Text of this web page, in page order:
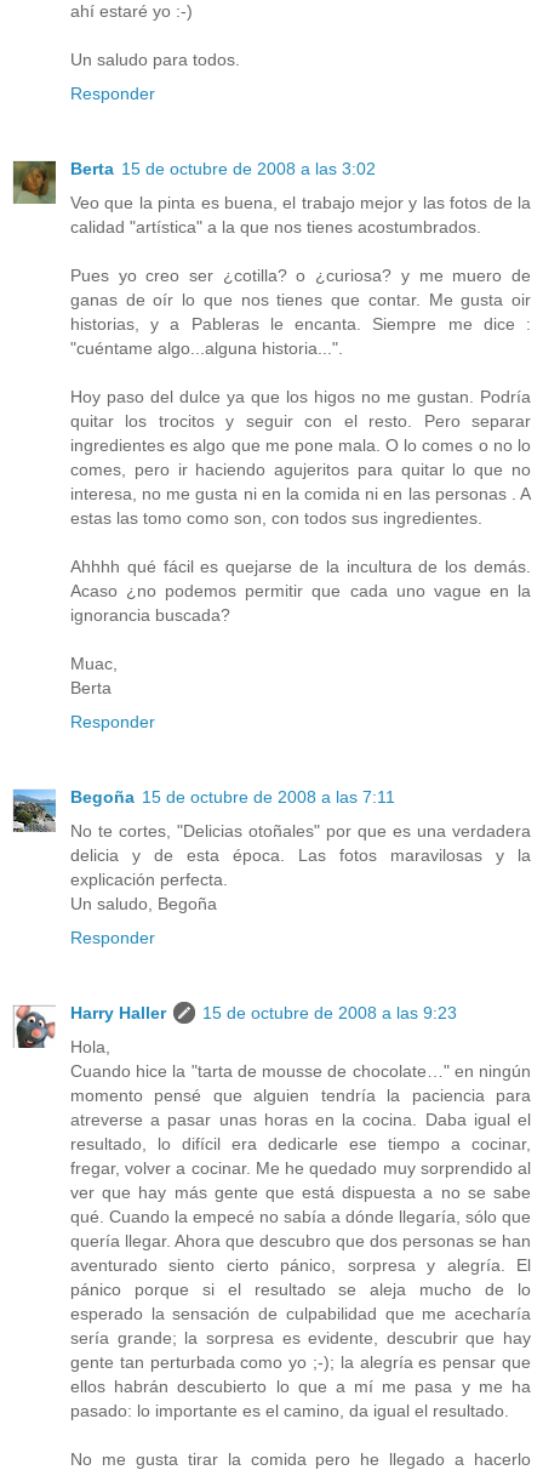
ahí estaré yo :-)
Un saludo para todos.
Responder
Berta 15 de octubre de 2008 a las 3:02
Veo que la pinta es buena, el trabajo mejor y las fotos de la
calidad "artística" a la que nos tienes acostumbrados.
Pues yo creo ser ¿cotilla? o ¿curiosa? y me muero de
ganas de oír lo que nos tienes que contar. Me gusta oir
historias, y a Pableras le encanta. Siempre me dice :
"cuéntame algo...alguna historia...".
Hoy paso del dulce ya que los higos no me gustan. Podría
quitar los trocitos y seguir con el resto. Pero separar
ingredientes es algo que me pone mala. O lo comes o no lo
comes, pero ir haciendo agujeritos para quitar lo que no
interesa, no me gusta ni en la comida ni en las personas . A
estas las tomo como son, con todos sus ingredientes.
Ahhhh qué fácil es quejarse de la incultura de los demás.
Acaso ¿no podemos permitir que cada uno vague en la
ignorancia buscada?
Muac,
Berta
Responder
Begoña 15 de octubre de 2008 a las 7:11
No te cortes, "Delicias otoñales" por que es una verdadera
delicia y de esta época. Las fotos maravilosas y la
explicación perfecta.
Un saludo, Begoña
Responder
Harry Haller
15 de octubre de 2008 a las 9:23
Hola,
Cuando hice la "tarta de mousse de chocolate…" en ningún
momento pensé que alguien tendría la paciencia para
atreverse a pasar unas horas en la cocina. Daba igual el
resultado, lo difícil era dedicarle ese tiempo a cocinar,
fregar, volver a cocinar. Me he quedado muy sorprendido al
ver que hay más gente que está dispuesta a no se sabe
qué. Cuando la empecé no sabía a dónde llegaría, sólo que
quería llegar. Ahora que descubro que dos personas se han
aventurado siento cierto pánico, sorpresa y alegría. El
pánico porque si el resultado se aleja mucho de lo
esperado la sensación de culpabilidad que me acecharía
sería grande; la sorpresa es evidente, descubrir que hay
gente tan perturbada como yo ;-); la alegría es pensar que
ellos habrán descubierto lo que a mí me pasa y me ha
pasado: lo importante es el camino, da igual el resultado.
No me gusta tirar la comida pero he llegado a hacerlo